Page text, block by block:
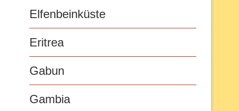
Elfenbeinküste
Eritrea
Gabun
Gambia